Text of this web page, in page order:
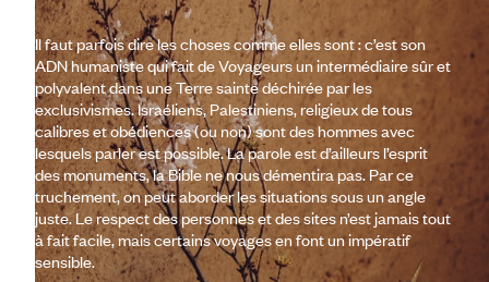
Il faut parfois dire les choses comme elles sont : c’est son
ADN humaniste qui fait de Voyageurs un intermédiaire sûr et
polyvalent dans une Terre sainte déchirée par les
exclusivismes. Israéliens, Palestiniens, religieux de tous
calibres et obédiences (ou non) sont des hommes avec
lesquels parler est possible. La parole est d’ailleurs l’esprit
des monuments, la Bible ne nous démentira pas. Par ce
truchement, on peut aborder les situations sous un angle
juste. Le respect des personnes et des sites n’est jamais tout
à fait facile, mais certains voyages en font un impératif
sensible.